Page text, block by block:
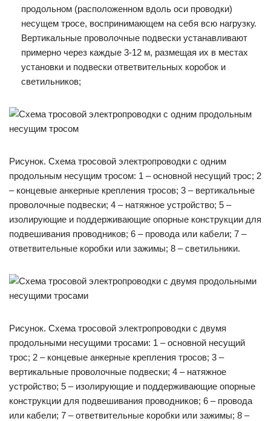
продольном (расположенном вдоль оси проводки)
несущем тросе, воспринимающем на себя всю нагрузку.
Вертикальные проволочные подвески устанавливают
примерно через каждые 3-12 м, размещая их в местах
установки и подвески ответвительных коробок и
светильников;
Рисунок. Схема тросовой электропроводки с одним
продольным несущим тросом: 1 – основной несущий трос; 2
– концевые анкерные крепления тросов; 3 – вертикальные
проволочные подвески; 4 – натяжное устройство; 5 –
изолирующие и поддерживающие опорные конструкции для
подвешивания проводников; 6 – провода или кабели; 7 –
ответвительные коробки или зажимы; 8 – светильники.
Рисунок. Схема тросовой электропроводки с двумя
продольными несущими тросами: 1 – основной несущий
трос; 2 – концевые анкерные крепления тросов; 3 –
вертикальные проволочные подвески; 4 – натяжное
устройство; 5 – изолирующие и поддерживающие опорные
конструкции для подвешивания проводников; 6 – провода
или кабели; 7 – ответвительные коробки или зажимы; 8 –